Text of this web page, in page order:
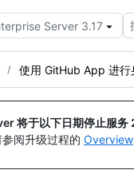
Server 3.17
使用 GitHub App 进行
将于以下日期停止服务
阅升级过程的 Overview